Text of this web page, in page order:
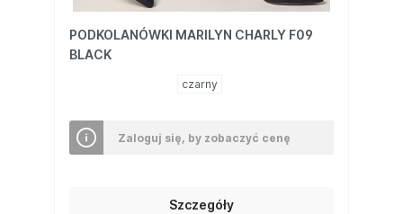
PODKOLANÓWKI MARILYN CHARLY F09
BLACK
czarny
Zaloguj się, by zobaczyć cenę
Szczegóły